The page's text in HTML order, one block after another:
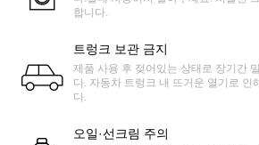
합니다.
트렁크 보관 금지
제품 사용 후 젖어있는 상태로 장기간
다. 자동차 트렁크 내 뜨거운 열기로 인
다.
오일·선크림 주의